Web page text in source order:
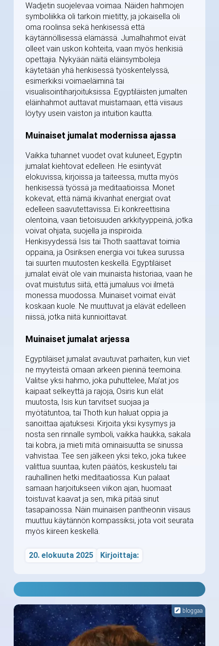
Wadjetin suojelevaa voimaa. Näiden hahmojen
symboliikka oli tarkoin mietitty, ja jokaisella oli
oma roolinsa sekä henkisessä että
käytännöllisessä elämässä. Jumalhahmot eivät
olleet vain uskon kohteita, vaan myös henkisiä
opettajia. Nykyään näitä eläinsymboleja
käytetään yhä henkisessä työskentelyssä,
esimerkiksi voimaeläiminä tai
visualisointiharjoituksissa. Egyptiläisten jumalten
eläinhahmot auttavat muistamaan, että viisaus
löytyy usein vaiston ja intuition kautta.
Muinaiset jumalat modernissa ajassa
Vaikka tuhannet vuodet ovat kuluneet, Egyptin
jumalat kiehtovat edelleen. He esiintyvät
elokuvissa, kirjoissa ja taiteessa, mutta myös
henkisessä työssä ja meditaatioissa. Monet
kokevat, että nämä ikivanhat energiat ovat
edelleen saavutettavissa. Ei konkreettisina
olentoina, vaan tietoisuuden arkkityyppeinä, jotka
voivat ohjata, suojella ja inspiroida.
Henkisyydessä Isis tai Thoth saattavat toimia
oppaina, ja Osiriksen energia voi tukea surussa
tai suurten muutosten keskellä. Egyptiläiset
jumalat eivät ole vain muinaista historiaa, vaan he
ovat muistutus siitä, että jumaluus voi ilmetä
monessa muodossa. Muinaiset voimat eivät
koskaan kuole. Ne muuttuvat ja elävät edelleen
niissä, jotka niitä kunnioittavat.
Muinaiset jumalat arjessa
Egyptiläiset jumalat avautuvat parhaiten, kun viet
ne myyteistä omaan arkeen pieninä teemoina.
Valitse yksi hahmo, joka puhuttelee, Ma’at jos
kaipaat selkeyttä ja rajoja, Osiris kun elät
muutosta, Isis kun tarvitset suojaa ja
myötätuntoa, tai Thoth kun haluat oppia ja
sanoittaa ajatuksesi. Kirjoita yksi kysymys ja
nosta sen rinnalle symboli, vaikka haukka, sakala
tai kobra, ja mieti mitä ominaisuutta se sinussa
vahvistaa. Tee sen jälkeen yksi teko, joka tukee
valittua suuntaa, kuten päätös, keskustelu tai
rauhallinen hetki meditaatiossa. Kun palaat
samaan harjoitukseen viikon ajan, huomaat
toistuvat kaavat ja sen, mikä pitää sinut
tasapainossa. Näin muinaisen pantheonin viisaus
muuttuu käytännön kompassiksi, jota voit seurata
myös kiireen keskellä.
20. elokuuta 2025 Kirjoittaja:
bloggaa